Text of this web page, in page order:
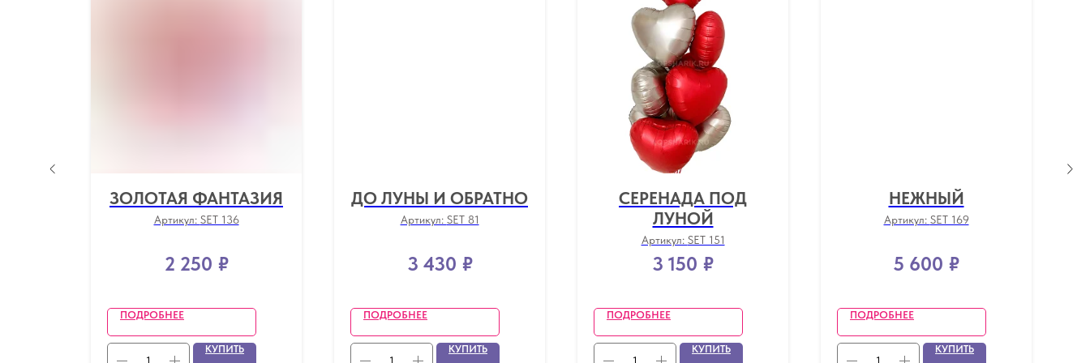
ЗОЛОТАЯ ФАНТАЗИЯ
Артикул: SET 136
2 250 ₽
ПОДРОБНЕЕ
КУПИТЬ
ДО ЛУНЫ И ОБРАТНО
Артикул: SET 81
3 430 ₽
ПОДРОБНЕЕ
КУПИТЬ
СЕРЕНАДА ПОД
ЛУНОЙ
Артикул: SET 151
3 150 ₽
ПОДРОБНЕЕ
КУПИТЬ
НЕЖНЫЙ
Артикул: SET 169
5 600 ₽
ПОДРОБНЕЕ
КУПИТЬ